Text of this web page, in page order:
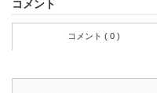
コメント
コメント ( 0 )